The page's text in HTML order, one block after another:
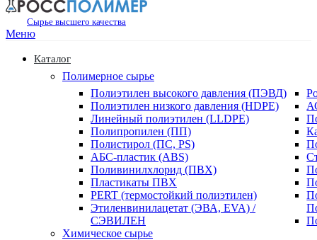
Сырье высшего качества
Меню
Каталог
Полимерное сырье
Полиэтилен высокого давления (ПЭВД)
Полиэтилен низкого давления (HDPE)
Линейный полиэтилен (LLDPE)
Полипропилен (ПП)
Полистирол (ПС, PS)
АБС-пластик (ABS)
Поливинилхлорид (ПВХ)
Пластикаты ПВХ
PERT (термостойкий полиэтилен)
Этиленвинилацетат (ЭВА, EVA) /
СЭВИЛЕН
Химическое сырье